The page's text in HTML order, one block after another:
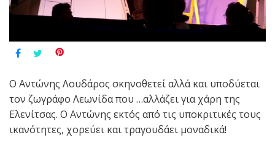
Ο Αντώνης Λουδάρος σκηνοθετεί αλλά και υποδύεται
τον ζωγράφο Λεωνίδα που …αλλάζει για χάρη της
Ελενίτσας. Ο Αντώνης εκτός από τις υποκριτικές τους
ικανότητες, χορεύει και τραγουδάει μοναδικά!